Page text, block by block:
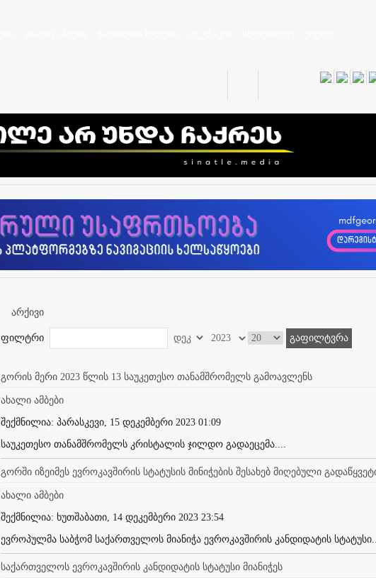
არქივი
ფილტრი გაფილტვრა
გორის მერი 2023 წლის 13 საუკეთესო თანამშრომელს გამოავლენს
ახალი ამბები
შექმნილია: პარასკევი, 15 დეკემბერი 2023 01:09
საუკეთესო თანამშრომელს კრისტალის ჯილდო გადაეცემა....
გორში იზეიმეს ევროკავშირის სტატუსის მინიჭების შესახებ მიღებული
ახალი ამბები
შექმნილია: ხუთშაბათი, 14 დეკემბერი 2023 23:54
ევროპულმა საბჭომ საქართველოს მიანიჭა ევროკავშირის კანდიდატის
საქართველოს ევროკავშირის კანდიდატის სტატუსი მიანიჭეს